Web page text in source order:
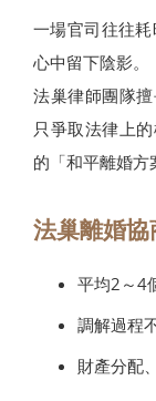
一場官司往往
心中留下陰影。
法巢律師團隊
只爭取法律上
的「和平離婚方
法巢離婚
平均2～4
調解過程
財產分配